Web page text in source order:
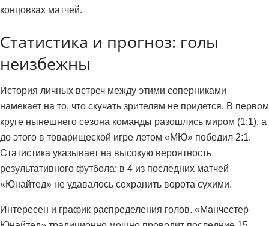
концовках матчей.
Статистика и прогноз: голы
неизбежны
История личных встреч между этими соперниками
намекает на то, что скучать зрителям не придется. В первом
круге нынешнего сезона команды разошлись миром (1:1), а
до этого в товарищеской игре летом «МЮ» победил 2:1.
Статистика указывает на высокую вероятность
результативного футбола: в 4 из последних матчей
«Юнайтед» не удавалось сохранить ворота сухими.
Интересен и график распределения голов. «Манчестер